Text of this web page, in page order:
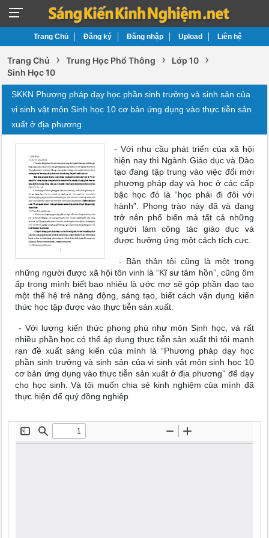
Trang Chủ Đăng ký Đăng nhập Upload Liên hệ
Trang Chủ › Trung Học Phổ Thông › Lớp 10 ›
Sinh Học 10
SKKN Phương pháp dạy học phần sinh trưởng và sinh sản của
vi sinh vật môn Sinh học 10 cơ bản ứng dụng vào thực tiễn sản
xuất ở địa phương
- Với nhu cầu phát triển của xã hội
hiện nay thì Ngành Giáo dục và Đào
tạo đang tập trung vào việc đổi mới
phương pháp dạy và học ở các cấp
bậc học đó là “học phải đi đôi với
hành”. Phong trào này đã và đang
trở nên phổ biến mà tất cả những
người làm công tác giáo dục và
được hưởng ứng một cách tích cực.
- Bản thân tôi cũng là một trong
những người được xã hội tôn vinh là “Kĩ sư tâm hồn”, cũng ôm
ấp trong mình biết bao nhiêu là ước mơ sẽ góp phần đạo tạo
một thế hệ trẻ năng động, sáng tạo, biết cách vận dụng kiến
thức học tập được vào thực tiễn sản xuất.
- Với lượng kiến thức phong phú như môn Sinh học, và rất
nhiều phần học có thể áp dụng thực tiễn sản xuất thì tôi mạnh
rạn đề xuất sáng kiến của mình là “Phương pháp dạy học
phần sinh trưởng và sinh sản của vi sinh vật môn sinh học 10
cơ bản ứng dụng vào thực tiễn sản xuất ở địa phương” để dạy
cho học sinh. Và tôi muốn chia sẻ kinh nghiệm của mình đã
thực hiện để quý đồng nghiệp